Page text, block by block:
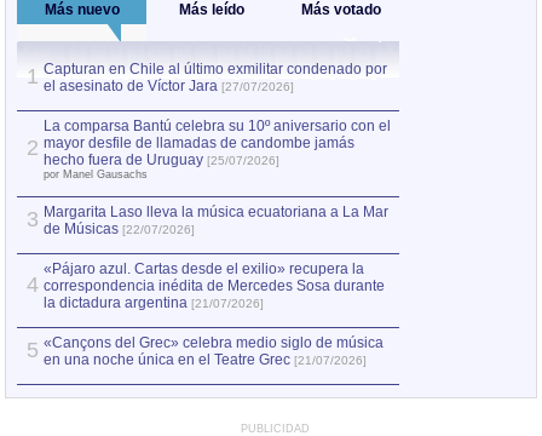
Más nuevo Más leído Más votado
1 Capturan en Chile al último exmilitar condenado por
el asesinato de Víctor Jara [27/07/2026]
2
La comparsa Bantú celebra su 10º aniversario con el
mayor desfile de llamadas de candombe jamás
hecho fuera de Uruguay [25/07/2026]
por Manel Gausachs
3 Margarita Laso lleva la música ecuatoriana a La Mar
de Músicas [22/07/2026]
4
«Pájaro azul. Cartas desde el exilio» recupera la
correspondencia inédita de Mercedes Sosa durante
la dictadura argentina [21/07/2026]
5 «Cançons del Grec» celebra medio siglo de música
en una noche única en el Teatre Grec [21/07/2026]
PUBLICIDAD